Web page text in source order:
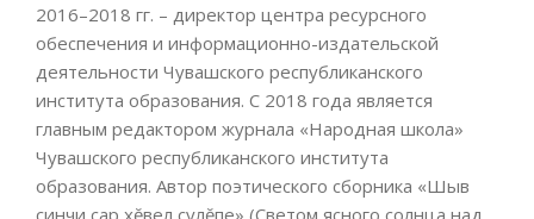
2016–2018 гг. – директор центра ресурсного
обеспечения и информационно-издательской
деятельности Чувашского республиканского
института образования. С 2018 года является
главным редактором журнала «Народная школа»
Чувашского республиканского института
образования. Автор поэтического сборника «Шыв